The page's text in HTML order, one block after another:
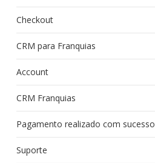
Checkout
CRM para Franquias
Account
CRM Franquias
Pagamento realizado com sucesso
Suporte